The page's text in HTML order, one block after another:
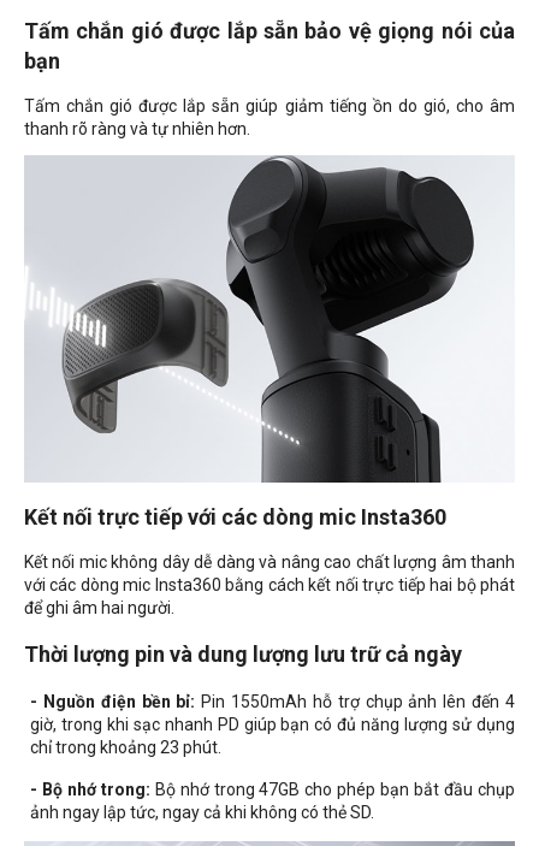
Tấm chắn gió được lắp sẵn bảo vệ giọng nói của
bạn
Tấm chắn gió được lắp sẵn giúp giảm tiếng ồn do gió, cho âm
thanh rõ ràng và tự nhiên hơn.
Kết nối trực tiếp với các dòng mic Insta360
Kết nối mic không dây dễ dàng và nâng cao chất lượng âm thanh
với các dòng mic Insta360 bằng cách kết nối trực tiếp hai bộ phát
để ghi âm hai người.
Thời lượng pin và dung lượng lưu trữ cả ngày
- Nguồn điện bền bỉ: Pin 1550mAh hỗ trợ chụp ảnh lên đến 4
giờ, trong khi sạc nhanh PD giúp bạn có đủ năng lượng sử dụng
chỉ trong khoảng 23 phút.
- Bộ nhớ trong: Bộ nhớ trong 47GB cho phép bạn bắt đầu chụp
ảnh ngay lập tức, ngay cả khi không có thẻ SD.